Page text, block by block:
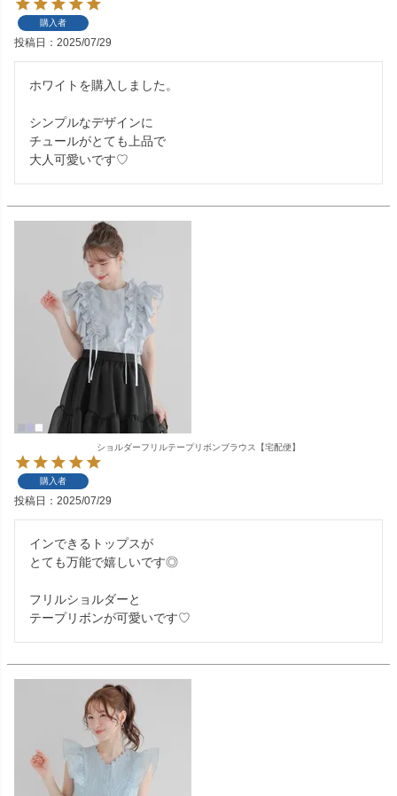
購入者
投稿日 2025/07/29
ホワイトを購入しました。
シンプルなデザインに
チュールがとても上品で
大人可愛いです♡
ショルダーフリルテープリボンブラウス【宅配便】
購入者
投稿日 2025/07/29
インできるトップスが
とても万能で嬉しいです◎
フリルショルダーと
テープリボンが可愛いです♡